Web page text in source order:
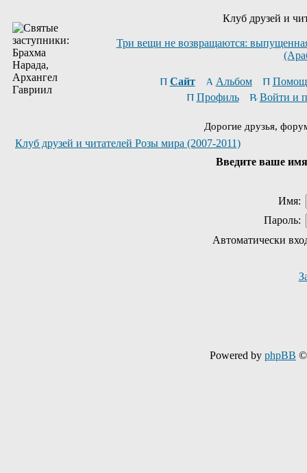
Клуб друзей и
Три вещи не возвращаются:
Сайт Альбом
Профиль
Войти и
Дорогие друзья,
Клуб друзей и читателей Розы мира (2007-2011)
Введите ваше
Имя:
Пароль:
Автоматически
Powered by phpBB ©